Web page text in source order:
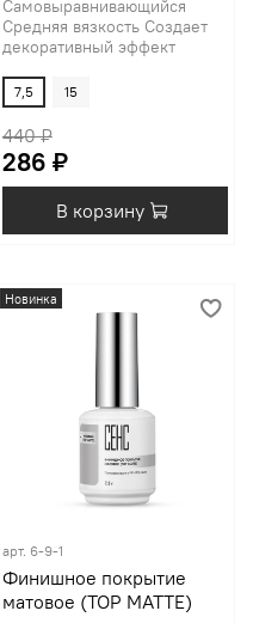
Самовыравнивающийся
Средняя вязкость Создает
декоративный эффект
7,5 15
440 ₽
286 ₽
В корзину
Новинка
арт. 6-9-1
Финишное покрытие
матовое (TOP MATTE)